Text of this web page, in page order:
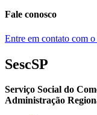
Fale conosco
Entre em contato com
SescSP
Serviço Social do
Administração